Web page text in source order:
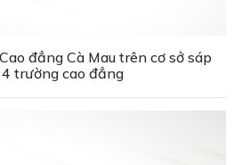
đẳng Cà Mau trên cơ sở sáp
trường cao đẳng